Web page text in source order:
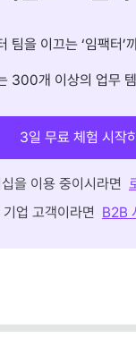
팀을 이끄는 ‘임팩터
300개 이상의 업무
3일 무료 체험 시작
을 이용 중이시라면
업 고객이라면 B2B